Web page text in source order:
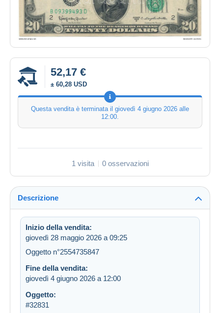
52,17 €
± 60,28 USD
Questa vendita è terminata il giovedì 4 giugno 2026 alle
12:00.
1 visita 0 osservazioni
Descrizione
Inizio della vendita:
giovedì 28 maggio 2026 a 09:25
Oggetto n°2554735847
Fine della vendita:
giovedì 4 giugno 2026 a 12:00
Oggetto:
#32831